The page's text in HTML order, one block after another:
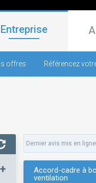
Entreprise
offres Référencez
+
Accord-cadre à
ventilation